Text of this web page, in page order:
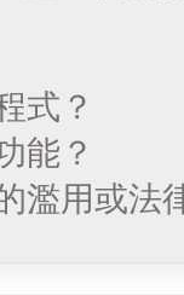
式？
能？
濫用或法